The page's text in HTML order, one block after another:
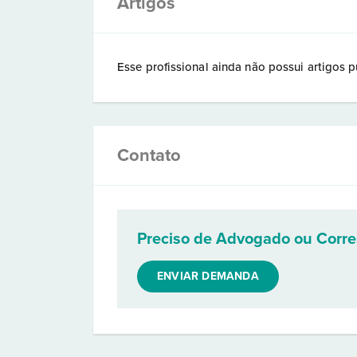
Esse profissional ainda não possui artigos
Contato
Preciso de Advogado ou
ENVIAR DEMANDA